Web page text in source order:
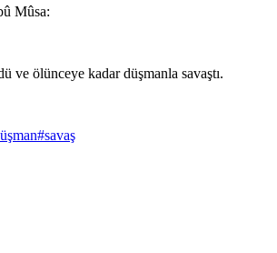
Mûsa:
ve ölünceye kadar düşmanla savaştı.
#savaş